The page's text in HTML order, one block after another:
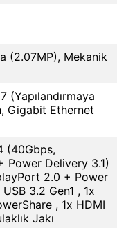
(2.07MP), Mekanik
(Yapılandırmaya
Gigabit Ethernet
(40Gbps,
Power Delivery 3.1)
2.0 + Power
3.2 Gen1 , 1x
, 1x HDMI
Jakı